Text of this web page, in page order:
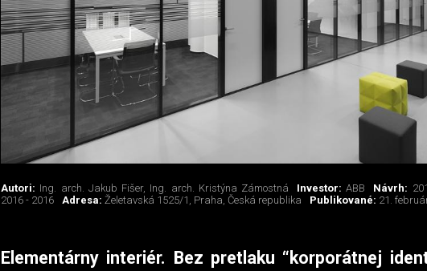
Autori: Ing. arch. Jakub Fišer, Ing. arch. Kristýna Zámostná Investor:ABB Návrh:
2016 - 2016
Adresa: Želetavská 1525/1, Praha, Česká republika Publikované: 21.
Elementárny interiér. Bez pretlaku “korporátnej